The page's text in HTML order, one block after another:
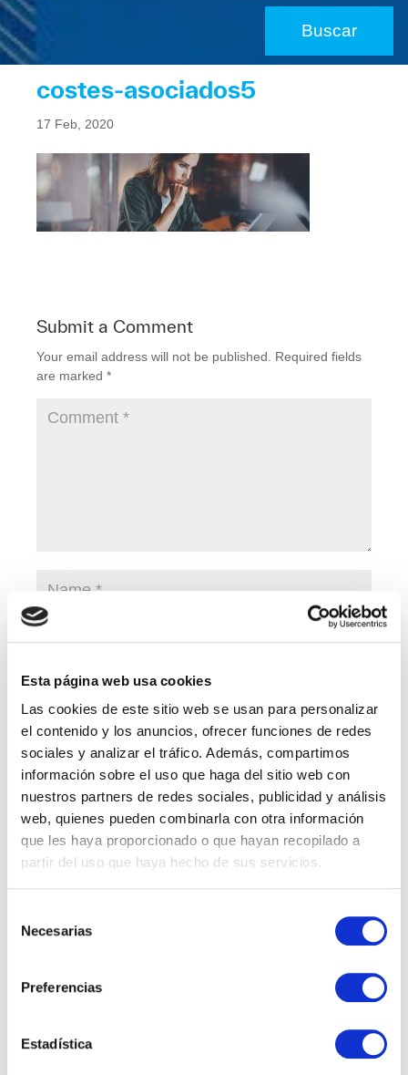
Esta página web usa cookies
Las cookies de este sitio web se usan para personalizar
el contenido y los anuncios, ofrecer funciones de redes
sociales y analizar el tráfico. Además, compartimos
información sobre el uso que haga del sitio web con
nuestros partners de redes sociales, publicidad y análisis
web, quienes pueden combinarla con otra información
que les haya proporcionado o que hayan recopilado a
partir del uso que haya hecho de sus servicios.
Necesarias
Preferencias
Estadística
costes-asociados5
17 Feb, 2020
Submit a Comment
Your email address will not be published.
Required fields
are marked *
Save my name, email, and website in this browser for
the next time I comment.
Vacantes por Departamentos
Administración y Finanzas
Calidad